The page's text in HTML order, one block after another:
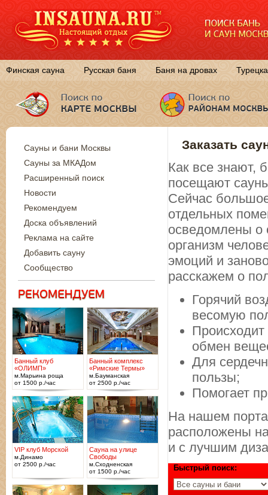
Финская сауна Русская баня Баня на дровах
Заказать
Как все знают,
посещают
Сейчас
отдельных
осведомлены о
организм
эмоций и
расскажем о
Горячий
весомую
Происходит
обмен
Для
пользы;
Помогает
На нашем
расположены
и с лучшим
Быстрый поиск:
Сауны и бани Москвы
Сауны за МКАДом
Расширенный поиск
Новости
Рекомендуем
Доска объявлений
Реклама на сайте
Добавить сауну
Сообщество
Банный клуб
«ОЛИМП»
м.Марьина роща
от 1500 р./час
Банный комплекс
«Римские Термы»
м.Бауманская
от 2500 р./час
VIP клуб Морской
м.Динамо
от 2500 р./час
Сауна на улице
Свободы
м.Сходненская
от 1500 р./час